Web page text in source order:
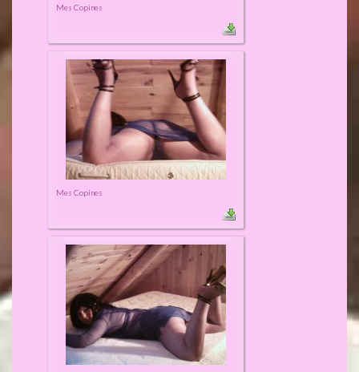
Mes Copines
Mes Copines